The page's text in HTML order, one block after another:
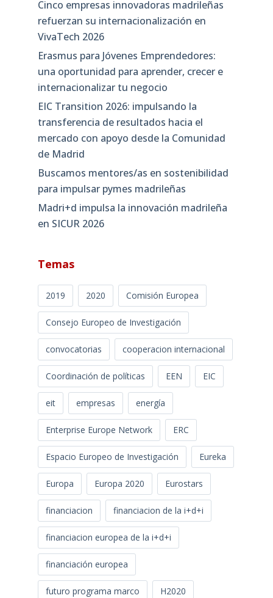
Cinco empresas innovadoras madrileñas
refuerzan su internacionalización en
VivaTech 2026
Erasmus para Jóvenes Emprendedores:
una oportunidad para aprender, crecer e
internacionalizar tu negocio
EIC Transition 2026: impulsando la
transferencia de resultados hacia el
mercado con apoyo desde la Comunidad
de Madrid
Buscamos mentores/as en sostenibilidad
para impulsar pymes madrileñas
Madri+d impulsa la innovación madrileña
en SICUR 2026
Temas
2019 2020 Comisión Europea
Consejo Europeo de Investigación
convocatorias cooperacion internacional
Coordinación de políticas EEN EIC
eit empresas energía
Enterprise Europe Network ERC
Espacio Europeo de Investigación Eureka
Europa Europa 2020 Eurostars
financiacion financiacion de la i+d+i
financiacion europea de la i+d+i
financiación europea
futuro programa marco H2020